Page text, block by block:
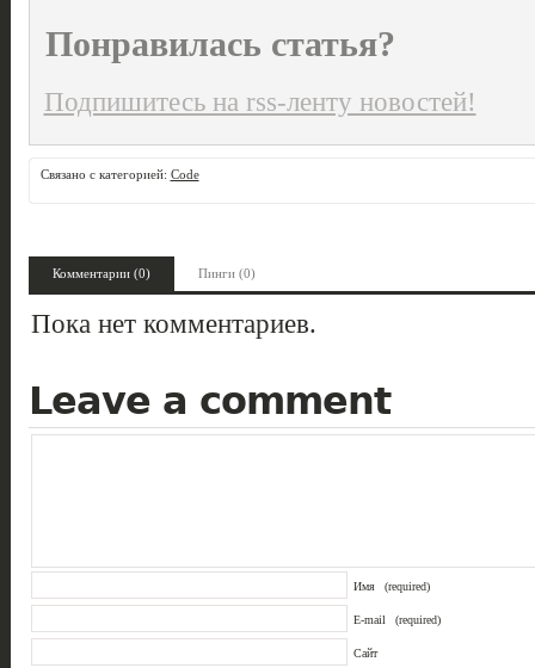
Понравилась статья?
Подпишитесь на rss-ленту новостей!
Связано с категорией: Code
Комментарии (0) Пинги (0)
Пока нет комментариев.
Leave a comment
Имя (required)
E-mail (required)
Сайт